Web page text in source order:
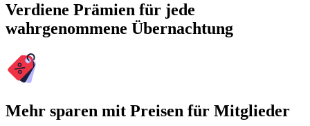
Verdiene Prämien für jede
wahrgenommene Übernachtung
Mehr sparen mit Preisen für Mitglieder